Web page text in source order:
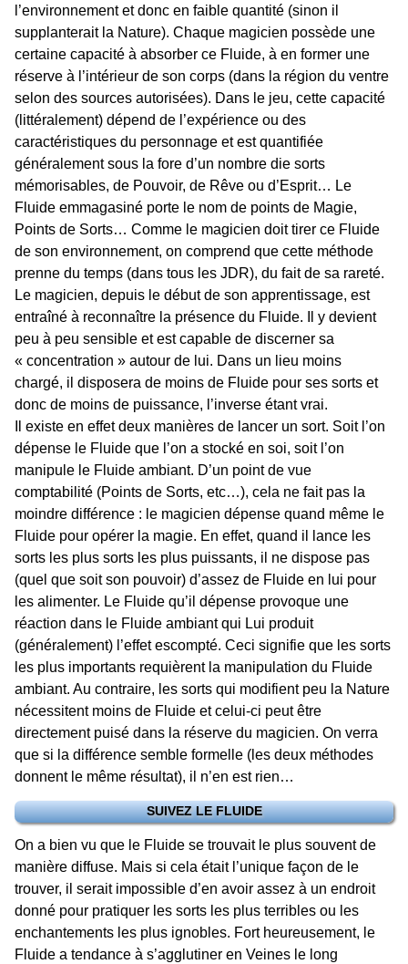
l’environnement et donc en faible quantité (sinon il
supplanterait la Nature). Chaque magicien possède une
certaine capacité à absorber ce Fluide, à en former une
réserve à l’intérieur de son corps (dans la région du ventre
selon des sources autorisées). Dans le jeu, cette capacité
(littéralement) dépend de l’expérience ou des
caractéristiques du personnage et est quantifiée
généralement sous la fore d’un nombre die sorts
mémorisables, de Pouvoir, de Rêve ou d’Esprit… Le
Fluide emmagasiné porte le nom de points de Magie,
Points de Sorts… Comme le magicien doit tirer ce Fluide
de son environnement, on comprend que cette méthode
prenne du temps (dans tous les JDR), du fait de sa rareté.
Le magicien, depuis le début de son apprentissage, est
entraîné à reconnaître la présence du Fluide. Il y devient
peu à peu sensible et est capable de discerner sa
« concentration » autour de lui. Dans un lieu moins
chargé, il disposera de moins de Fluide pour ses sorts et
donc de moins de puissance, l’inverse étant vrai.
Il existe en effet deux manières de lancer un sort. Soit l’on
dépense le Fluide que l’on a stocké en soi, soit l’on
manipule le Fluide ambiant. D’un point de vue
comptabilité (Points de Sorts, etc…), cela ne fait pas la
moindre différence : le magicien dépense quand même le
Fluide pour opérer la magie. En effet, quand il lance les
sorts les plus sorts les plus puissants, il ne dispose pas
(quel que soit son pouvoir) d’assez de Fluide en lui pour
les alimenter. Le Fluide qu’il dépense provoque une
réaction dans le Fluide ambiant qui Lui produit
(généralement) l’effet escompté. Ceci signifie que les sorts
les plus importants requièrent la manipulation du Fluide
ambiant. Au contraire, les sorts qui modifient peu la Nature
nécessitent moins de Fluide et celui-ci peut être
directement puisé dans la réserve du magicien. On verra
que si la différence semble formelle (les deux méthodes
donnent le même résultat), il n’en est rien…
SUIVEZ LE FLUIDE
On a bien vu que le Fluide se trouvait le plus souvent de
manière diffuse. Mais si cela était l’unique façon de le
trouver, il serait impossible d’en avoir assez à un endroit
donné pour pratiquer les sorts les plus terribles ou les
enchantements les plus ignobles. Fort heureusement, le
Fluide a tendance à s’agglutiner en Veines le long